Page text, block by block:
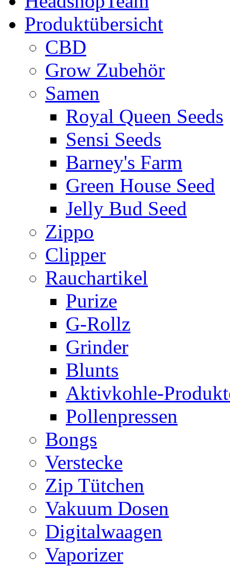
Produktübersicht
CBD
Grow Zubehör
Samen
Royal Queen Seeds
Sensi Seeds
Barney's Farm
Green House Seed
Jelly Bud Seed
Zippo
Clipper
Rauchartikel
Purize
G-Rollz
Grinder
Blunts
Aktivkohle-
Pollenpressen
Bongs
Verstecke
Zip Tütchen
Vakuum Dosen
Digitalwaagen
Vaporizer